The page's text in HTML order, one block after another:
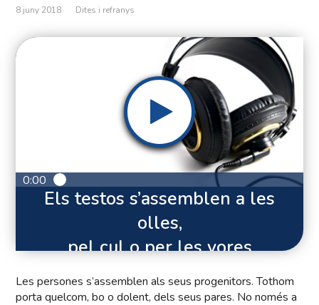
8 juny 2018 Dites i refranys
0:00
Els testos s’assemblen a les
olles,
pel cul o per les vores
Les persones s’assemblen als seus progenitors. Tothom
porta quelcom, bo o dolent, dels seus pares. No només a